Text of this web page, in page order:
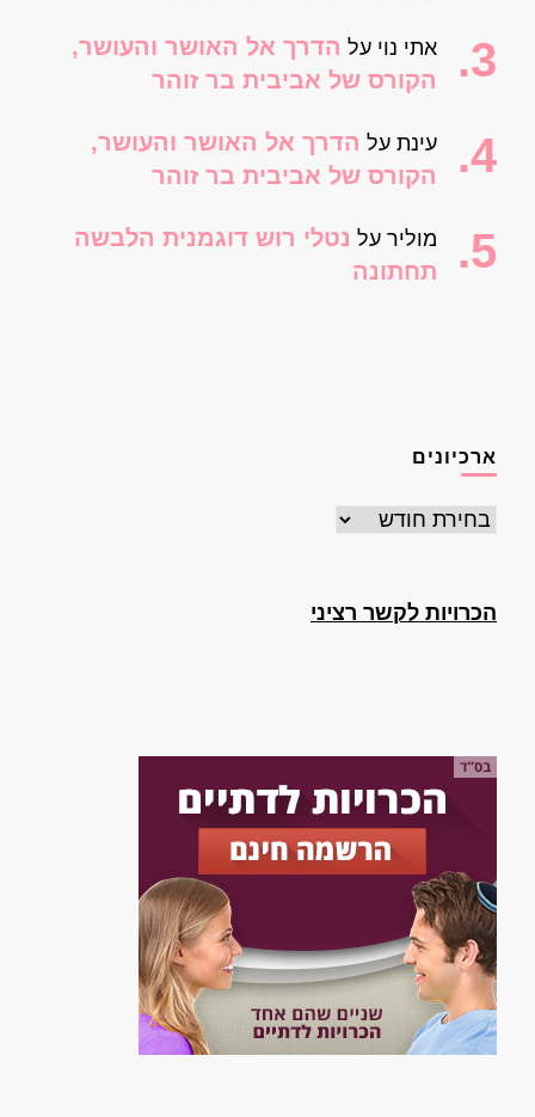
אתי נוי על הדרך אל האושר והעושר,
הקורס של אביבית בר זוהר
עינת על הדרך אל האושר והעושר,
הקורס של אביבית בר זוהר
מוליר על נטלי רוש דוגמנית הלבשה
תחתונה
ארכיונים
ארכיונים
הכרויות לקשר רציני